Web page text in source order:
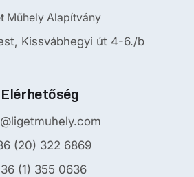
Műhely Alapítvány
Kissvábhegyi út 4-6./b
Elérhetőség
(20) 322 6869
(1) 355 0636